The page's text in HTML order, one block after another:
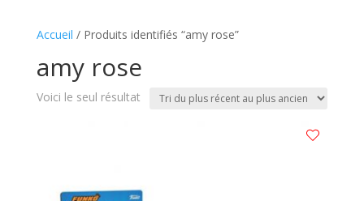
Accueil / Produits identifiés “amy rose”
amy rose
Voici le seul résultat